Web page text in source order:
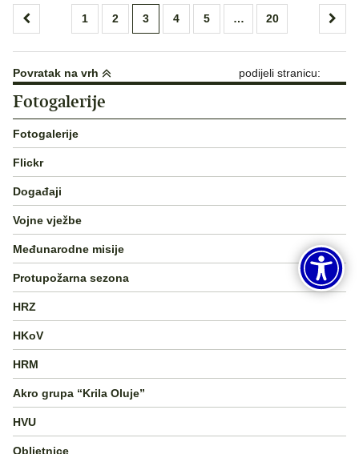
Brojevi
objava
1 2 3 4 5 … 20
Povratak na vrh podijeli stranicu:
Fotogalerije
Fotogalerije
Flickr
Događaji
Vojne vježbe
Međunarodne misije
Protupožarna sezona
HRZ
HKoV
HRM
Akro grupa “Krila Oluje”
HVU
Obljetnice